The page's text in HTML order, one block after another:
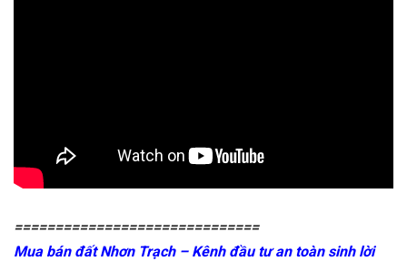
==============================
Mua bán đất Nhơn Trạch – Kênh đầu tư an toàn sinh lời